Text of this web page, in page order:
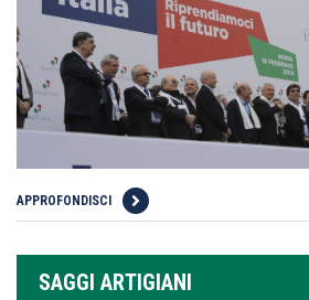
APPROFONDISCI
SAGGI ARTIGIANI